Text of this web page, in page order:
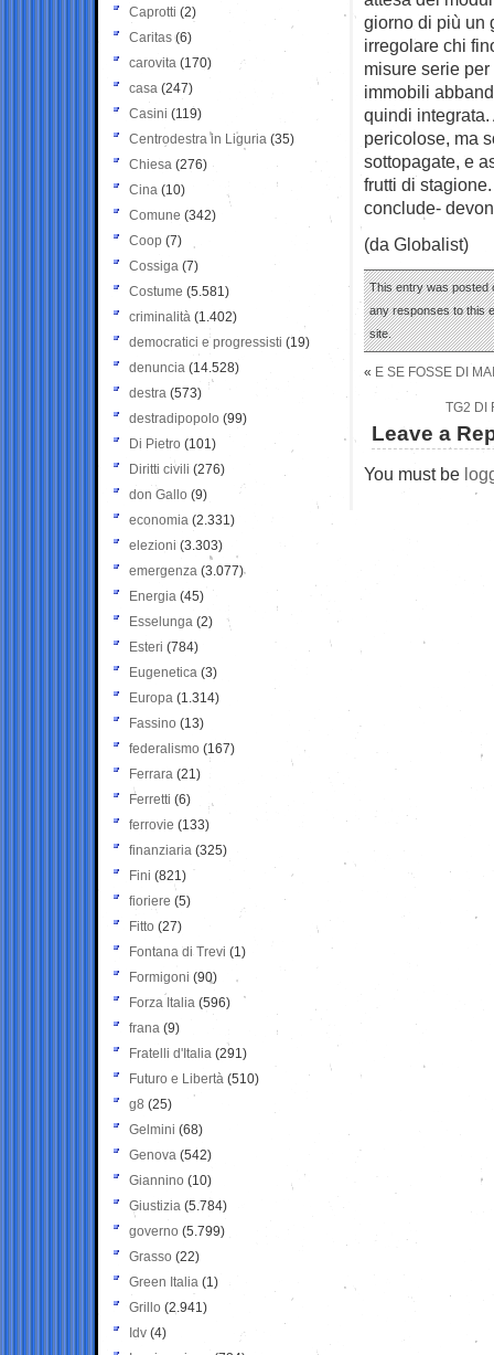
giorno di più un
irregolare chi
misure serie
immobili
quindi
pericolose, ma
sottopagate, e
frutti di
conclude-
(da Globalist)
This entry was posted
any responses to this
site.
« E SE FOSSE DI
TG2 DI
Leave a
You must be
Caprotti (2)
Caritas (6)
carovita (170)
casa (247)
Casini (119)
Centrodestra in Liguria (35)
Chiesa (276)
Cina (10)
Comune (342)
Coop (7)
Cossiga (7)
Costume (5.581)
criminalità (1.402)
democratici e progressisti (19)
denuncia (14.528)
destra (573)
destradipopolo (99)
Di Pietro (101)
Diritti civili (276)
don Gallo (9)
economia (2.331)
elezioni (3.303)
emergenza (3.077)
Energia (45)
Esselunga (2)
Esteri (784)
Eugenetica (3)
Europa (1.314)
Fassino (13)
federalismo (167)
Ferrara (21)
Ferretti (6)
ferrovie (133)
finanziaria (325)
Fini (821)
fioriere (5)
Fitto (27)
Fontana di Trevi (1)
Formigoni (90)
Forza Italia (596)
frana (9)
Fratelli d'Italia (291)
Futuro e Libertà (510)
g8 (25)
Gelmini (68)
Genova (542)
Giannino (10)
Giustizia (5.784)
governo (5.799)
Grasso (22)
Green Italia (1)
Grillo (2.941)
Idv (4)